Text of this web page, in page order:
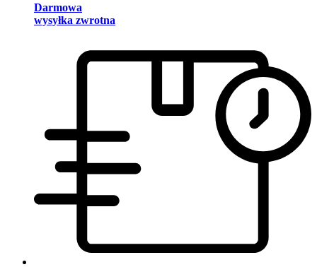
Darmowa
wysyłka zwrotna